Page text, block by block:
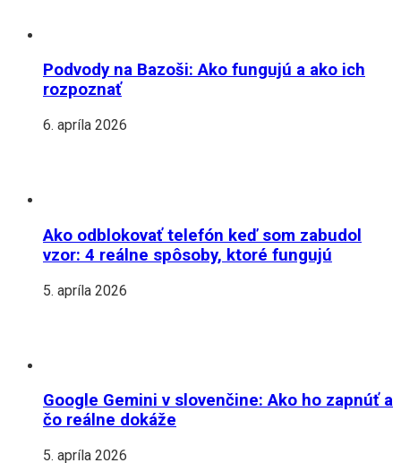
Podvody na Bazoši: Ako fungujú a ako ich
rozpoznať
6. apríla 2026
Ako odblokovať telefón keď som zabudol
vzor: 4 reálne spôsoby, ktoré fungujú
5. apríla 2026
Google Gemini v slovenčine: Ako ho zapnúť a
čo reálne dokáže
5. apríla 2026